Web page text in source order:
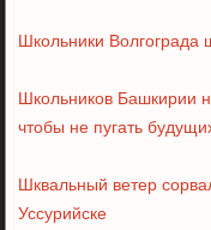
Школьники Волгограда
Школьников Башкирии
чтобы не пугать
Шквальный ветер
Уссурийске